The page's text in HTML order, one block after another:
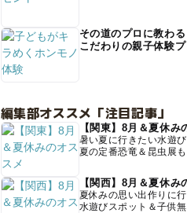
その道のプロに教わる
こだわりの親子体験プ
編集部オススメ「注目記事」
【関東】8月＆夏休み
暑い夏に行きたい水遊
夏の定番恐竜＆昆虫展も
【関西】8月＆夏休み
夏休みの思い出作りに
水遊びスポット＆子供